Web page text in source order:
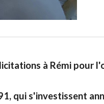
à Rémi pour
qui s'investissent